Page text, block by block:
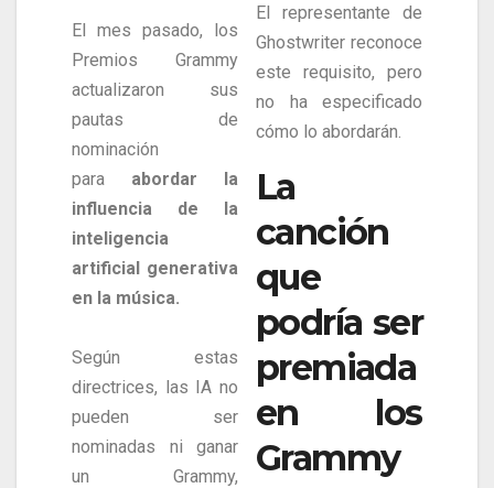
El mes pasado, los
Premios Grammy
actualizaron sus
pautas de
nominación
para abordar la
influencia de la
inteligencia
artificial generativa
en la música.
Según estas
directrices, las IA no
pueden ser
nominadas ni ganar
un Grammy,
El representante de
Ghostwriter reconoce
este requisito, pero
no ha especificado
cómo lo abordarán.
La
canción
que
podría ser
premiada
en los
Grammy